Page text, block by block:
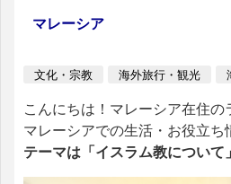
マレーシア
文化・宗教 海外旅行・観光
こんにちは！マレーシア在住の
マレーシアでの生活・お役立ち
テーマは「イスラム教について」